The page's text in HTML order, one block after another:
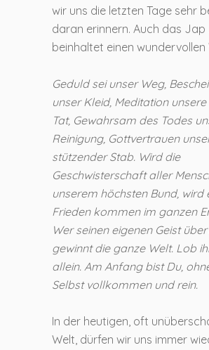
wir uns die letzten Tage sehr
daran erinnern. Auch das Jap
beinhaltet einen wundervollen
Geduld sei unser Weg,
unser Kleid, Meditation
Tat, Gewahrsam des Todes
Reinigung, Gottvertrauen
stützender Stab. Wird die
Geschwisterschaft aller
unserem höchsten Bund, wird
Frieden kommen im ganzen
Wer seinen eigenen Geist
gewinnt die ganze Welt. Lob
allein. Am Anfang bist Du,
Selbst vollkommen und rein.
In der heutigen, oft
Welt, dürfen wir uns immer